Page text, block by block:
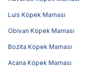
Luis Köpek Maması
Obivan Köpek Maması
Bozita Köpek Maması
Acana Köpek Maması